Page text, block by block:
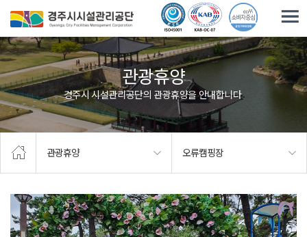
관광휴양
경주시 시설관리공단의 관광휴양을 안내합니다.
관광휴양 오류캠핑장